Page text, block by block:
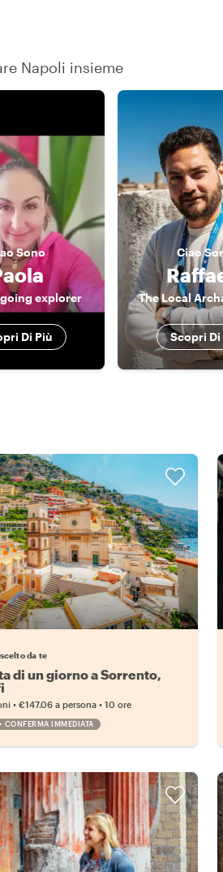
Napoli insieme
Sono
explorer
Di Più
Ciao
The Local
Scopri Di
local preferito
da te
di un giorno a Sorrento,
•€147.06 a persona •10 ore
CONFERMA IMMEDIATA